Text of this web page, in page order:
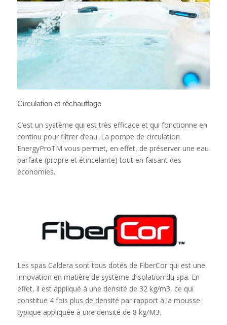
Circulation et réchauffage
C’est un système qui est très efficace et qui fonctionne en
continu pour filtrer d’eau. La pompe de circulation
EnergyProTM vous permet, en effet, de préserver une eau
parfaite (propre et étincelante) tout en faisant des
économies.
Les spas Caldera sont tous dotés de FiberCor qui est une
innovation en matière de système d’isolation du spa. En
effet, il est appliqué à une densité de 32 kg/m3, ce qui
constitue 4 fois plus de densité par rapport à la mousse
typique appliquée à une densité de 8 kg/M3.